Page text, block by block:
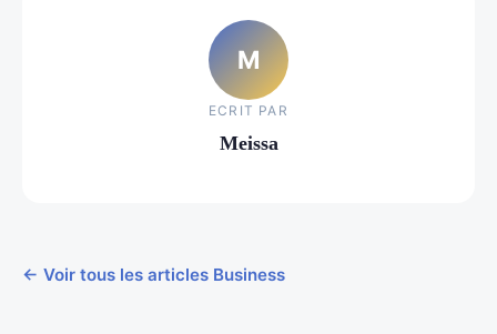
M
ECRIT PAR
Meissa
← Voir tous les articles Business